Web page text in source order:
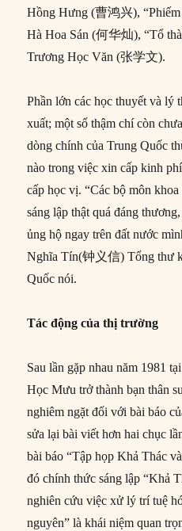
Hồng Hưng (曹鸿兴),
Hà Hoa Sán (何华灿), “Tổ
Trương Học Văn (张学文).
Phần lớn các học thuyết và lý
xuất; một số thậm chí còn
dòng chính của Trung Quốc
nào trong việc xin cấp kinh
cấp học vị. “Các bộ môn
sáng lập thật quá đáng
ủng hộ ngay trên đất nước
Nghĩa Tín(钟义信) Tổng thư
Quốc nói.
Tác động của thị trường
Sau lần gặp nhau năm 1981
Học Mưu trở thành bạn thân
nghiêm ngặt đối với bài báo
sửa lại bài viết hơn hai chục
bài báo “Tập họp Khả Thác
đó chính thức sáng lập “Khả
nghiên cứu việc xử lý trí tuệ
nguyên” là khái niệm quan